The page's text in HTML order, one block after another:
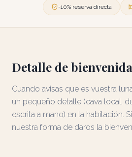
-10% reserva directa
Detalle de
Cuando avisas que es vuestra
un pequeño detalle (cava local,
escrita a mano) en la habitación.
nuestra forma de daros la